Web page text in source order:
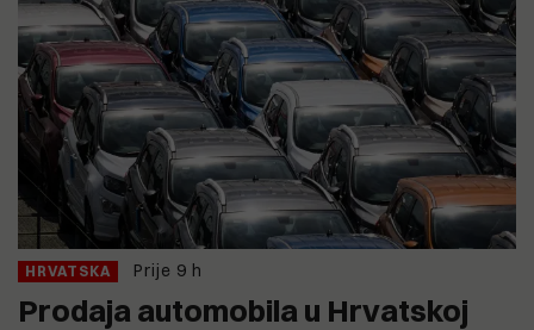
HRVATSKA Prije 9 h
Prodaja automobila u Hrvatskoj